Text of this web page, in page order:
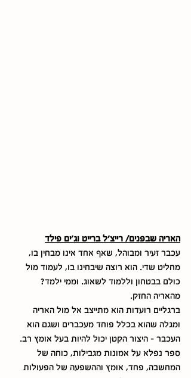
האריה שבפנים/ רייצ'ל ברייט וג'ים פילד
עכבר זעיר ומבוהל, שאף אחד אינו מבחין בו,
מחליט שדי. הוא רוצה שיבחינו בו, לעמוד מול
כולם בבטחון וללמוד לשאוג. וממי ילמד?
מהאריה החזק.
ברגליים רועדות הוא מתייצב אל מול האריה
ומגלה שהוא בכלל פוחד מעכברים ושגם הוא
העכבר - היצור הקטן יכול להיות בעל אומץ רב.
ספר נפלא על אמונות מגבילות, כוחה של
המחשבה, פחד, אומץ וההשפעה של הפעולות